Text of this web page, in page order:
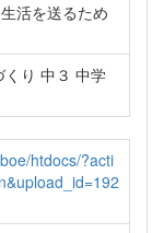
活を送るため
り 中３ 中学
htdocs/?acti